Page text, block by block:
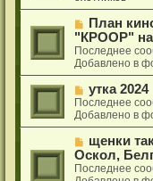
щ
е
н
и
е
е
с
о
о
б
щ
н
и
е
Н
о
в
о
е
о
о
б
е
н
и
План
"КРООР" на
Последнее
Добавлено в
Н
о
в
о
е
с
о
о
утка 2024
Последнее
Добавлено в
Н
о
в
о
щенки
Оскол,
Последнее